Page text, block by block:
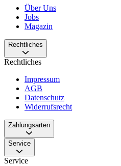
Über Uns
Jobs
Magazin
Rechtliches
Rechtliches
Impressum
AGB
Datenschutz
Widerrufsrecht
Zahlungsarten
Service
Service